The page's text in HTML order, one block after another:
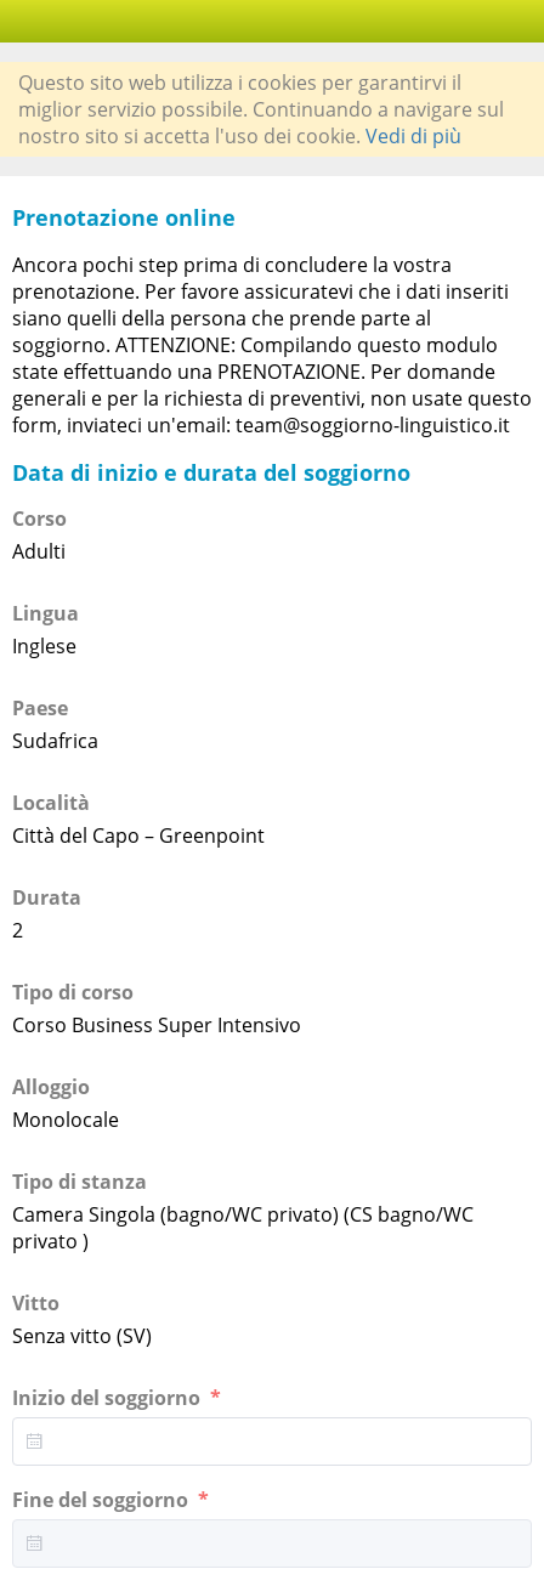
Questo sito web utilizza i cookies per garantirvi il
miglior servizio possibile. Continuando a navigare sul
nostro sito si accetta l'uso dei cookie. Vedi di più
Prenotazione online
Ancora pochi step prima di concludere la vostra
prenotazione. Per favore assicuratevi che i dati inseriti
siano quelli della persona che prende parte al
soggiorno. ATTENZIONE: Compilando questo modulo
state effettuando una PRENOTAZIONE. Per domande
generali e per la richiesta di preventivi, non usate questo
form, inviateci un'email: team@soggiorno-linguistico.it
Data di inizio e durata del soggiorno
Corso
Adulti
Lingua
Inglese
Paese
Sudafrica
Località
Città del Capo – Greenpoint
Durata
2
Tipo di corso
Corso Business Super Intensivo
Alloggio
Monolocale
Tipo di stanza
Camera Singola (bagno/WC privato) (CS bagno/WC
privato )
Vitto
Senza vitto (SV)
Inizio del soggiorno
Fine del soggiorno